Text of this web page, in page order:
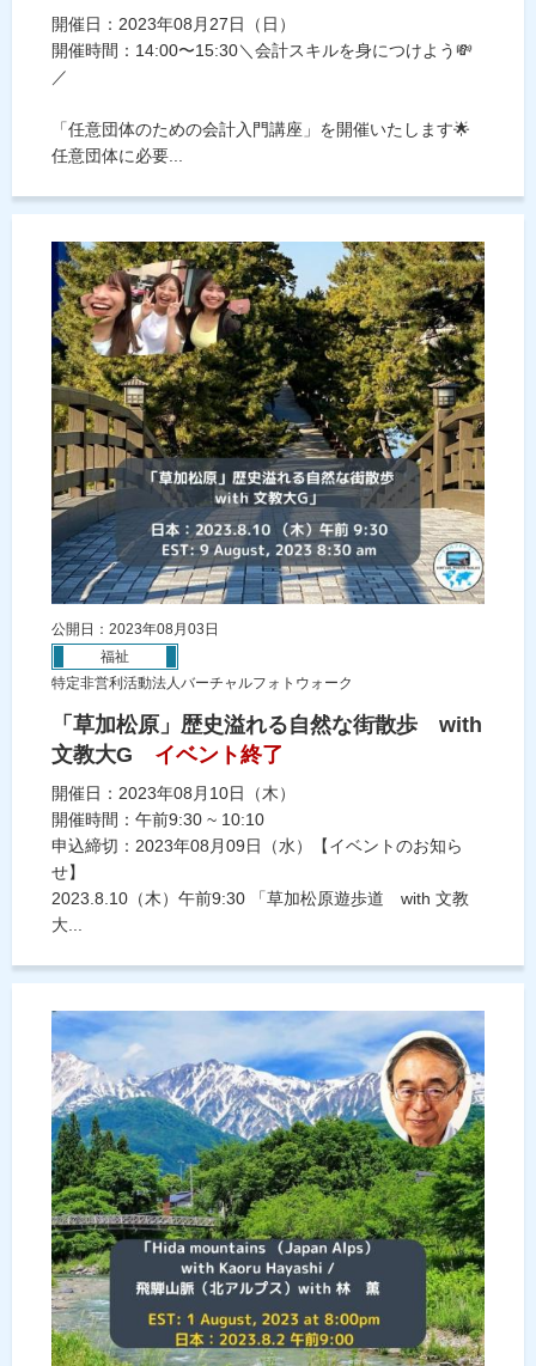
開催日：2023年08月27日（日）
開催時間：14:00〜15:30＼会計スキルを身につけよう💸
／
「任意団体のための会計入門講座」を開催いたします🌟
任意団体に必要...
公開日：2023年08月03日
福祉
特定非営利活動法人バーチャルフォトウォーク
「草加松原」歴史溢れる自然な街散歩 with
文教大G
イベント終了
開催日：2023年08月10日（木）
開催時間：午前9:30 ~ 10:10
申込締切：2023年08月09日（水）【イベントのお知ら
せ】
2023.8.10（木）午前9:30 「草加松原遊歩道 with 文教
大...